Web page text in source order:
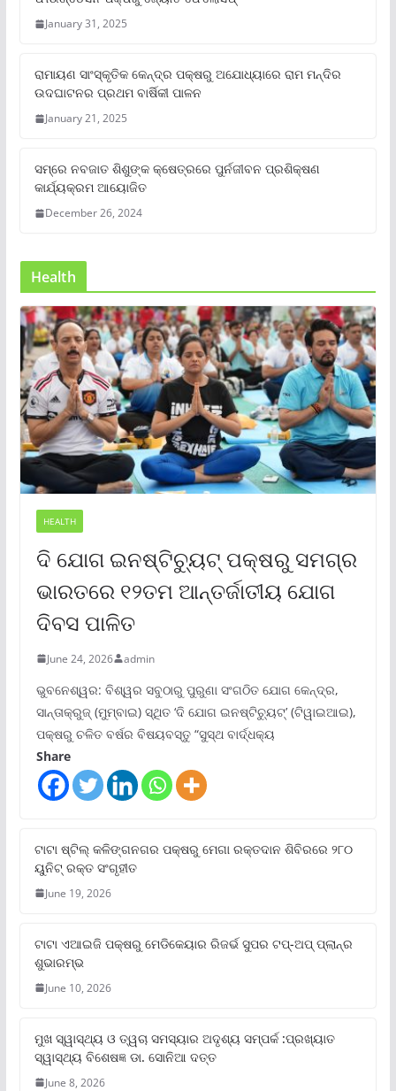
January 31, 2025
ରାମାୟଣ ସାଂସ୍କୃତିକ କେନ୍ଦ୍ର ପକ୍ଷରୁ ଅଯୋଧ୍ୟାରେ ରାମ ମନ୍ଦିର
ଉଦଘାଟନର ପ୍ରଥମ ବାର୍ଷିକୀ ପାଳନ
January 21, 2025
ସମ୍‌ରେ ନବଜାତ ଶିଶୁଙ୍କ କ୍ଷେତ୍ରରେ ପୁର୍ନଜୀବନ ପ୍ରଶିକ୍ଷଣ
କାର୍ଯ୍ୟକ୍ରମ ଆୟୋଜିତ
December 26, 2024
Health
HEALTH
ଦି ଯୋଗ ଇନଷ୍ଟିଚ୍ୟୁଟ୍ ପକ୍ଷରୁ ସମଗ୍ର
ଭାରତରେ ୧୨ତମ ଆନ୍ତର୍ଜାତୀୟ ଯୋଗ
ଦିବସ ପାଳିତ
June 24, 2026 admin
ଭୁବନେଶ୍ୱର: ବିଶ୍ୱର ସବୁଠାରୁ ପୁରୁଣା ସଂଗଠିତ ଯୋଗ କେନ୍ଦ୍ର,
ସାନ୍ତାକ୍ରୁଜ୍ (ମୁମ୍ବାଇ) ସ୍ଥିତ ‘ଦି ଯୋଗ ଇନଷ୍ଟିଚ୍ୟୁଟ୍‌’ (ଟିୱାଇଆଇ),
ପକ୍ଷରୁ ଚଳିତ ବର୍ଷର ବିଷୟବସ୍ତୁ “ସୁସ୍ଥ ବାର୍ଦ୍ଧକ୍ୟ
Share
ଟାଟା ଷ୍ଟିଲ୍‌ କଳିଙ୍ଗନଗର ପକ୍ଷରୁ ମେଗା ରକ୍ତଦାନ ଶିବିରରେ ୨୮୦
ୟୁନିଟ୍‌ ରକ୍ତ ସଂଗୃହୀତ
June 19, 2026
ଟାଟା ଏଆଇଜି ପକ୍ଷରୁ ମେଡିକେୟାର ରିଜର୍ଭ ସୁପର ଟପ୍‌-ଅପ୍ ପ୍ଲାନ୍‌ର
ଶୁଭାରମ୍ଭ
June 10, 2026
ମୁଖ ସ୍ୱାସ୍ଥ୍ୟ ଓ ତ୍ୱଚା ସମସ୍ୟାର ଅଦୃଶ୍ୟ ସମ୍ପର୍କ :ପ୍ରଖ୍ୟାତ
ସ୍ୱାସ୍ଥ୍ୟ ବିଶେଷଜ୍ଞ ଡା. ସୋନିଆ ଦତ୍ତ
June 8, 2026